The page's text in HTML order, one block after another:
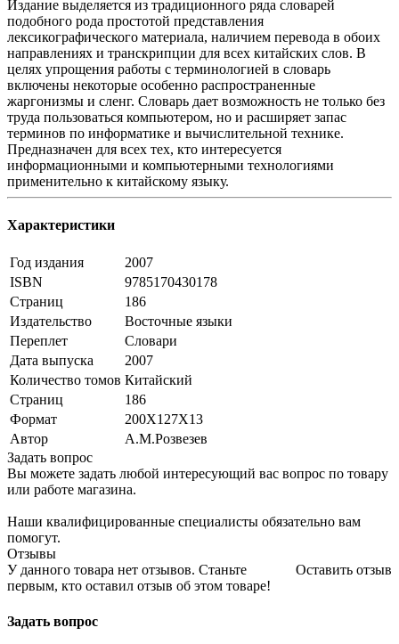
Издание выделяется из традиционного ряда словарей
подобного рода простотой представления
лексикографического материала, наличием перевода в обоих
направлениях и транскрипции для всех китайских слов. В
целях упрощения работы с терминологией в словарь
включены некоторые особенно распространенные
жаргонизмы и сленг. Словарь дает возможность не только без
труда пользоваться компьютером, но и расширяет запас
терминов по информатике и вычислительной технике.
Предназначен для всех тех, кто интересуется
информационными и компьютерными технологиями
применительно к ки­тайскому языку.
Характеристики
Год издания
2007
ISBN
9785170430178
Страниц
186
Издательство
Восточные языки
Переплет
Словари
Дата выпуска
2007
Количество томов Китайский
Страниц
186
Формат
200Х127Х13
Автор
А.М.Розвезев
Задать вопрос
Вы можете задать любой интересующий вас вопрос по товару
или работе магазина.
Наши квалифицированные специалисты обязательно вам
помогут.
Отзывы
Оставить отзыв
У данного товара нет отзывов. Станьте
первым, кто оставил отзыв об этом товаре!
Задать вопрос